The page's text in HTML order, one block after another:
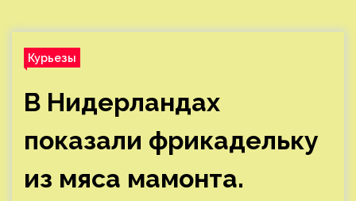
Курьезы
В Нидерландах
показали фрикадельку
из мяса мамонта.